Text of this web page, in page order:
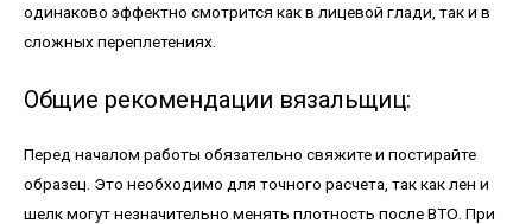
одинаково эффектно смотрится как в лицевой глади, так и в
сложных переплетениях.
Общие рекомендации вязальщиц:
Перед началом работы обязательно свяжите и постирайте
образец. Это необходимо для точного расчета, так как лен и
шелк могут незначительно менять плотность после ВТО. При